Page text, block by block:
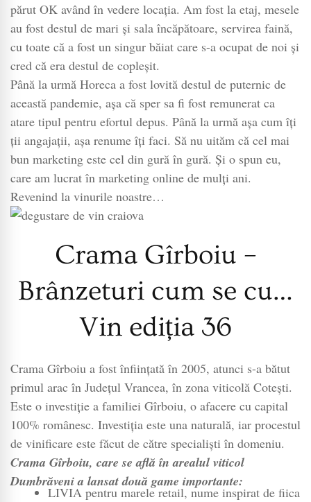
părut OK având în vedere locația. Am fost la etaj, mesele
au fost destul de mari și sala încăpătoare, servirea faină,
cu toate că a fost un singur băiat care s-a ocupat de noi și
cred că era destul de copleșit.
Până la urmă Horeca a fost lovită destul de puternic de
această pandemie, așa că sper sa fi fost remunerat ca
atare tipul pentru efortul depus. Până la urmă așa cum îți
ții angajații, așa renume îți faci. Să nu uităm că cel mai
bun marketing este cel din gură în gură. Și o spun eu,
care am lucrat în marketing online de mulți ani.
Revenind la vinurile noastre…
Crama Gîrboiu –
Brânzeturi cum se cu…
Vin ediția 36
Crama Gîrboiu a fost înființată în 2005, atunci s-a bătut
primul arac în Județul Vrancea, în zona viticolă Cotești.
Este o investiție a familiei Gîrboiu, o afacere cu capital
100% românesc. Investiția este una naturală, iar procestul
de vinificare este făcut de către specialiști în domeniu.
Crama Gîrboiu, care se află în arealul viticol
Dumbrăveni a lansat două game importante:
LIVIA pentru marele retail, nume inspirat de fiica